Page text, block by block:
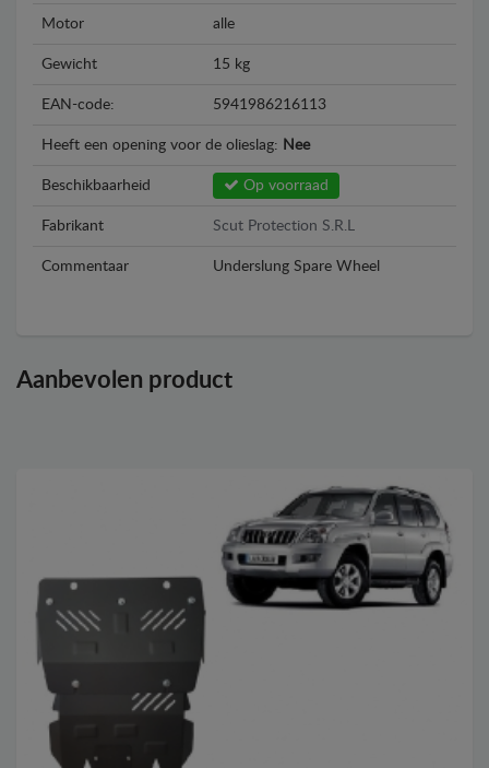
Motor alle
Gewicht 15 kg
EAN-code: 5941986216113
Heeft een opening voor de olieslag: Nee
Beschikbaarheid Op voorraad
Fabrikant Scut Protection S.R.L
Commentaar Underslung Spare Wheel
Aanbevolen product